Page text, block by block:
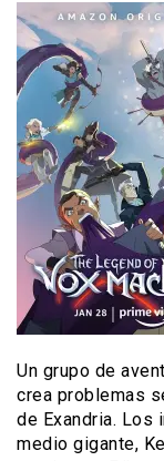
Un grupo de
crea problemas
de Exandria. Los
medio gigante,